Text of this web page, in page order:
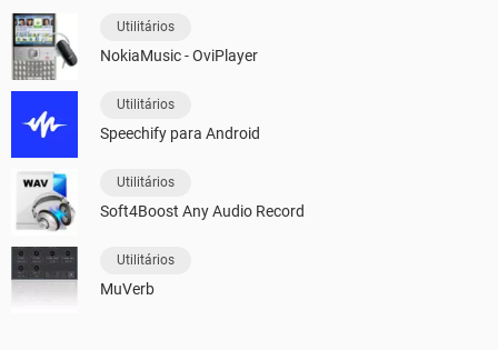
Utilitários
NokiaMusic - OviPlayer
Utilitários
Speechify para Android
Utilitários
Soft4Boost Any Audio Record
Utilitários
MuVerb